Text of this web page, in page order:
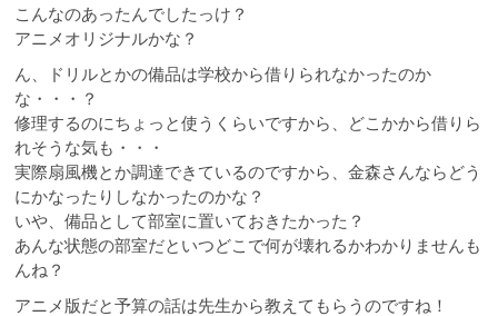
こんなのあったんでしたっけ？
アニメオリジナルかな？
ん、ドリルとかの備品は学校から借りられなかったのか
な・・・？
修理するのにちょっと使うくらいですから、どこかから借りら
れそうな気も・・・
実際扇風機とか調達できているのですから、金森さんならどう
にかなったりしなかったのかな？
いや、備品として部室に置いておきたかった？
あんな状態の部室だといつどこで何が壊れるかわかりませんも
んね？
アニメ版だと予算の話は先生から教えてもらうのですね！